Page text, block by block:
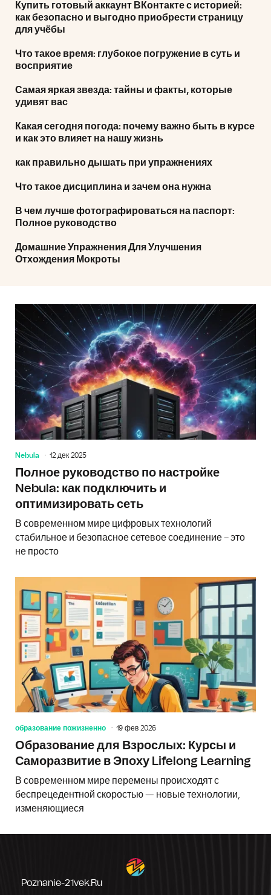
Купить готовый аккаунт ВКонтакте с историей:
как безопасно и выгодно приобрести страницу
для учёбы
Что такое время: глубокое погружение в суть и
восприятие
Самая яркая звезда: тайны и факты, которые
удивят вас
Какая сегодня погода: почему важно быть в курсе
и как это влияет на нашу жизнь
как правильно дышать при упражнениях
Что такое дисциплина и зачем она нужна
В чем лучше фотографироваться на паспорт:
Полное руководство
Домашние Упражнения Для Улучшения
Отхождения Мокроты
Nebula 12 дек 2025
Полное руководство по настройке
Nebula: как подключить и
оптимизировать сеть
В современном мире цифровых технологий
стабильное и безопасное сетевое соединение – это
не просто
образование пожизненно 19 фев 2026
Образование для Взрослых: Курсы и
Саморазвитие в Эпоху Lifelong Learning
В современном мире перемены происходят с
беспрецедентной скоростью — новые технологии,
изменяющиеся
Poznanie-21vek.ru